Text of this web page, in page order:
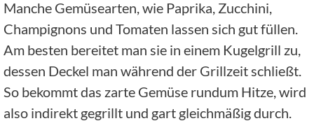
Manche Gemüsearten, wie Paprika, Zucchini,
Champignons und Tomaten lassen sich gut füllen.
Am besten bereitet man sie in einem Kugelgrill zu,
dessen Deckel man während der Grillzeit schließt.
So bekommt das zarte Gemüse rundum Hitze, wird
also indirekt gegrillt und gart gleichmäßig durch.